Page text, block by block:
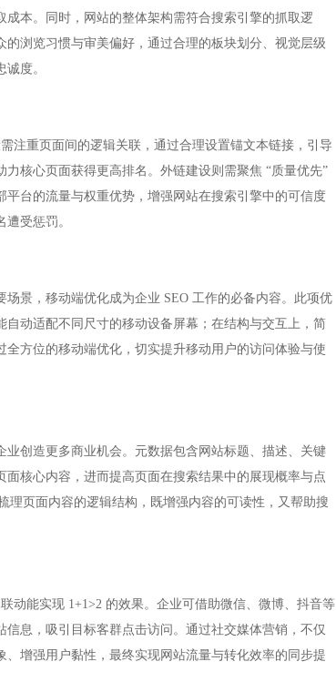
本。同时，网站的整体架构需符合搜索引擎的抓取逻
浏览习惯与审美偏好，通过合理的板块划分、视觉层级
度。​
注重页面间的逻辑关联，通过合理设置锚文本链接，引导
核心页面获得更高排名。外链建设则需聚焦 “质量优先”
台的流量与权重优势，增强网站在搜索引擎中的可信度
受惩罚。​
景，移动端优化成为企业 SEO 工作的必备内容。此项优
动适配不同尺寸的移动设备屏幕；在结构与交互上，简
方位的移动端优化，切实提升移动用户的访问体验与使
创造更多商业机会。元数据包含网站标题、描述、关键
核心内容，进而提高页面在搜索结果中的展现概率与点
理页面内容的逻辑结构，既增强内容的可读性，又帮助搜
动能实现 1+1>2 的效果。企业可借助微信、微博、抖音等
息，吸引目标客群点击访问。通过社交媒体营销，不仅
增强用户黏性，最终实现网站流量与转化效率的同步提